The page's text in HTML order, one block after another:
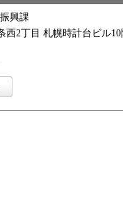
興課
西2丁目 札幌時計台ビル10